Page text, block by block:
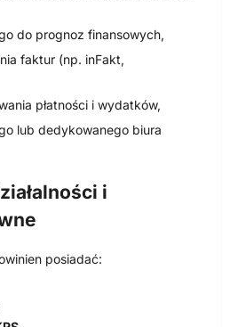
do prognoz finansowych,
faktur (np. inFakt,
płatności i wydatków,
lub dedykowanego biura
i
posiadać: